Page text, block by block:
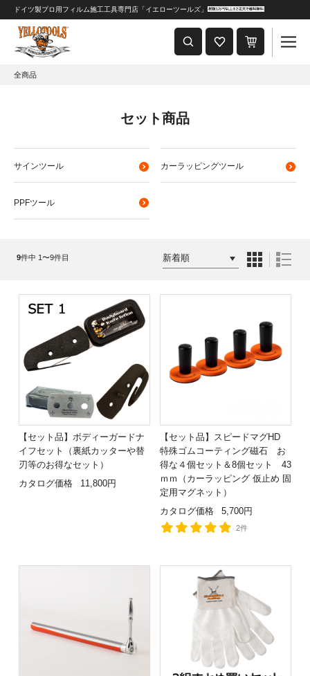
重要なおしらせ
2024年8月1日 価格改定につきまして
ドイツ製プロ用フィルム施工工具専門店「イエローツールズ」
全商品
セット商品
サインツール カーラッピングツール
PPFツール
9件中 1〜9件目
【セット品】ボディーガードナ
イフセット（裏紙カッターや替
刃等のお得なセット）
カタログ価格
11,800円
【セット品】スピードマグHD
特殊ゴムコーティング磁石 お
得な４個セット＆8個セット 43
ｍｍ（カーラッピング 仮止め 固
定用マグネット）
カタログ価格
5,700円
2件